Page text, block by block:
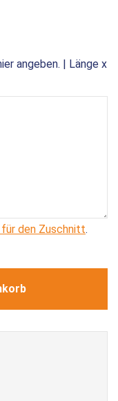
angeben. | Länge x
den Zuschnitt.